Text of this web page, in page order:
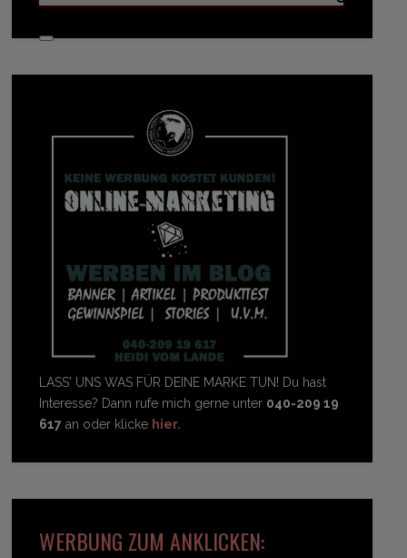
LASS' UNS WAS FÜR DEINE MARKE TUN! Du hast
Interesse? Dann rufe mich gerne unter 040-209 19
617 an oder klicke hier.
WERBUNG ZUM ANKLICKEN: